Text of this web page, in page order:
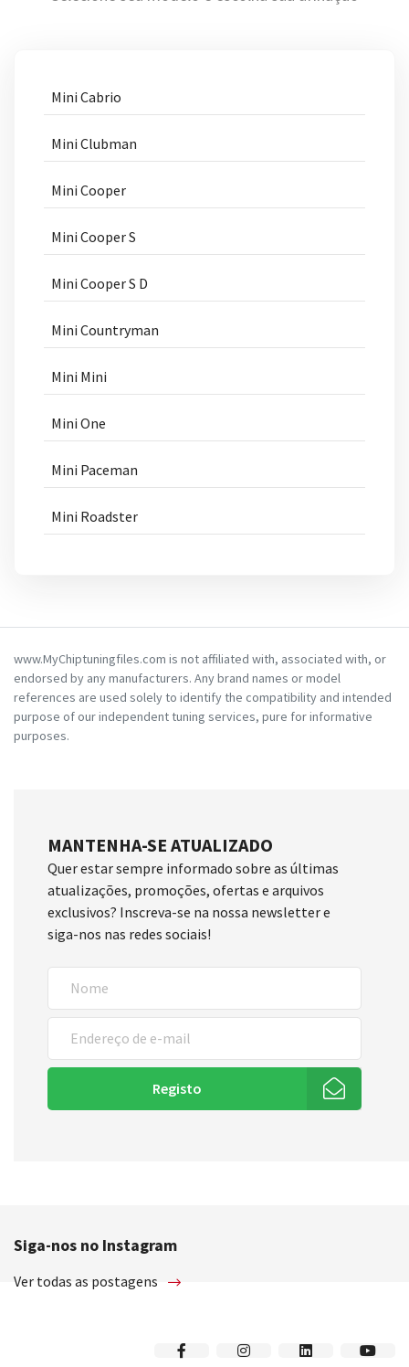
Mini Cabrio
Mini Clubman
Mini Cooper
Mini Cooper S
Mini Cooper S D
Mini Countryman
Mini Mini
Mini One
Mini Paceman
Mini Roadster
www.MyChiptuningfiles.com is not affiliated with, associated with, or
endorsed by any manufacturers. Any brand names or model
references are used solely to identify the compatibility and intended
purpose of our independent tuning services, pure for informative
purposes.
MANTENHA-SE ATUALIZADO
Quer estar sempre informado sobre as últimas
atualizações, promoções, ofertas e arquivos
exclusivos? Inscreva-se na nossa newsletter e
siga-nos nas redes sociais!
Registo
Siga-nos no Instagram
Ver todas as postagens